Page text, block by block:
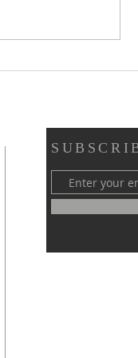
Juli 2026): 👇